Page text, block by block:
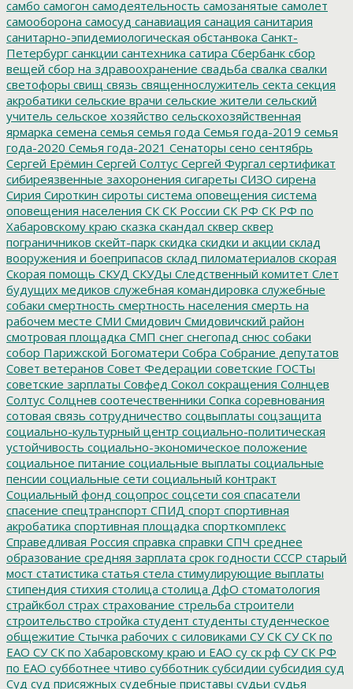
самбо самогон самодеятельность самозанятые самолет
самооборона самосуд санавиация санация санитария
санитарно-эпидемиологическая обстанвока Санкт-
Петербург санкции сантехника сатира Сбербанк сбор
вещей сбор на здравоохранение свадьба свалка свалки
светофоры свищ связь священнослужитель секта секция
акробатики сельские врачи сельские жители сельский
учитель сельское хозяйство сельскохозяйственная
ярмарка семена семья семья года Семья года-2019 семья
года-2020 Семья года-2021 Сенаторы сено сентябрь
Сергей Ерёмин Сергей Солтус Сергей Фургал сертификат
сибиреязвенные захоронения сигареты СИЗО сирена
Сирия Сироткин сироты система оповещения система
оповещения населения СК СК России СК РФ СК РФ по
Хабаровскому краю сказка скандал сквер сквер
пограничников скейт-парк скидка скидки и акции склад
вооружения и боеприпасов склад пиломатериалов скорая
Скорая помощь СКУД СКУДы Следственный комитет Слет
будущих медиков служебная командировка служебные
собаки смертность смертность населения смерть на
рабочем месте СМИ Смидович Смидовичский район
смотровая площадка СМП снег снегопад снюс собаки
собор Парижской Богоматери Собра Собрание депутатов
Совет ветеранов Совет Федерации советские ГОСТы
советские зарплаты Совфед Сокол сокращения Солнцев
Солтус Солцнев соотечественники Сопка соревнования
сотовая связь сотрудничество соцвыплаты соцзащита
социально-культурный центр социально-политическая
устойчивость социально-экономическое положение
социальное питание социальные выплаты социальные
пенсии социальные сети социальный контракт
Социальный фонд соцопрос соцсети соя спасатели
спасение спецтранспорт СПИД спорт спортивная
акробатика спортивная площадка спорткомплекс
Справедливая Россия справка справки СПЧ среднее
образование средняя зарплата срок годности СССР старый
мост статистика статья стела стимулирующие выплаты
стипендия стихия столица столица ДфО стоматология
страйкбол страх страхование стрельба строители
строительство стройка студент студенты студенческое
общежитие Стычка рабочих с силовиками СУ СК СУ СК по
ЕАО СУ СК по Хабаровскому краю и ЕАО су ск рф СУ СК РФ
по ЕАО субботнее чтиво субботник субсидии субсидия суд
Суд суд присяжных судебные приставы судьи судья